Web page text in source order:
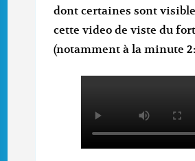
dont certaines sont
cette video de viste du
(notamment à la minute